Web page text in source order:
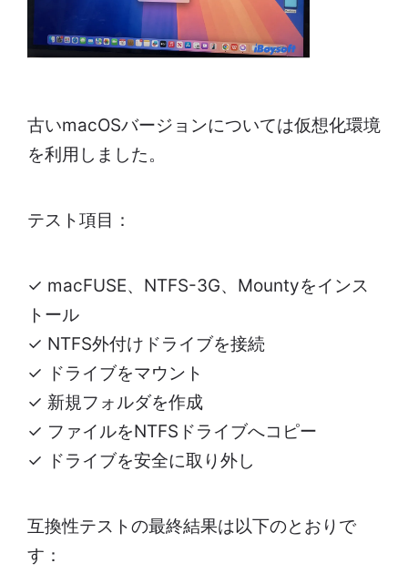
古いmacOSバージョンについては仮想化環境
を利用しました。
テスト項目：
✓ macFUSE、NTFS-3G、Mountyをインス
トール
✓ NTFS外付けドライブを接続
✓ ドライブをマウント
✓ 新規フォルダを作成
✓ ファイルをNTFSドライブへコピー
✓ ドライブを安全に取り外し
互換性テストの最終結果は以下のとおりで
す：